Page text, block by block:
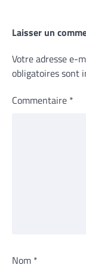
Laisser un
Votre adresse e-
obligatoires sont
Commentaire *
Nom *